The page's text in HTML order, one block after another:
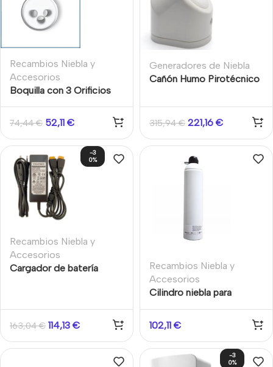
Recambios Niebla y
Accesorios
Boquilla con 3 Orificios
para Generadores de
niebla URFOG
74,44€ 52,11 €
Generadores de Niebla
Cañón Humo Pirotécnico
Cartucho 25m2
315,94€ 221,16 €
-3
0%
Recambios Niebla y
Accesorios
Cargador de batería
163,04€ 114,13 €
Recambios Niebla y
Accesorios
Cilindro niebla para
500ml
102,11 €
-3
0%